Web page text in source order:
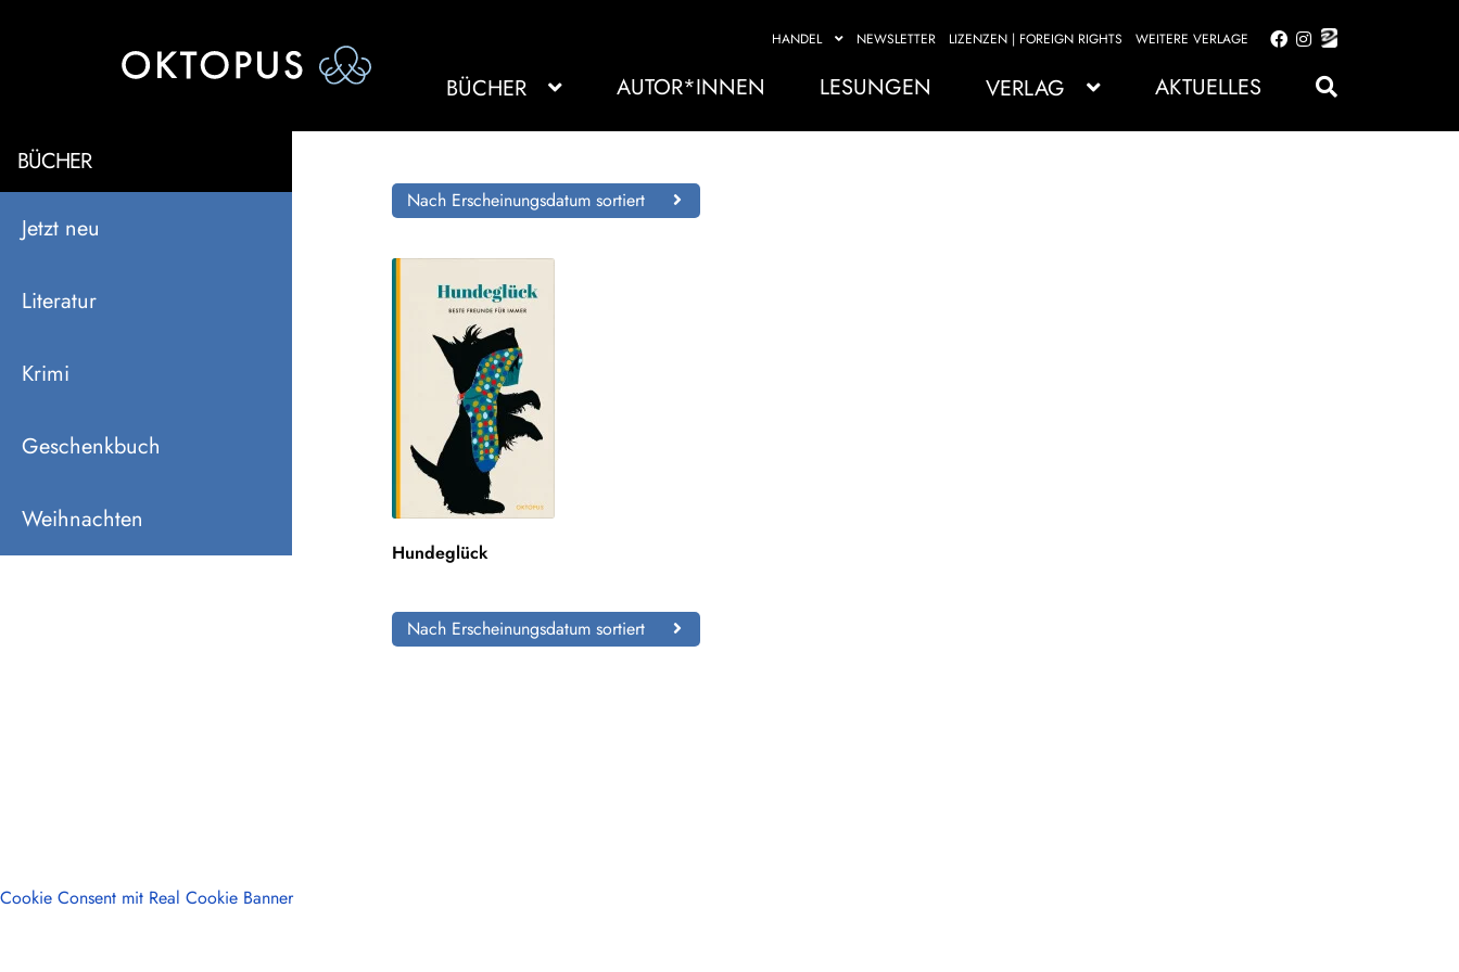
HANDEL NEWSLETTER LIZENZEN | FOREIGN RIGHTS WEITERE VERLAGE
Zur
springen
Zum
springen
BÜCHER AUTOR*INNEN LESUNGEN VERLAG AKTUELLES
BÜCHER
Jetzt neu
Literatur
Krimi
Geschenkbuch
Weihnachten
Nach Erscheinungsdatum sortiert
Hundeglück
Nach Erscheinungsdatum sortiert
Cookie Consent mit Real Cookie Banner